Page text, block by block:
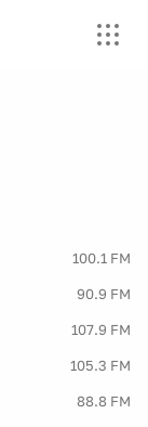
100.1 FM
90.9 FM
107.9 FM
105.3 FM
88.8 FM